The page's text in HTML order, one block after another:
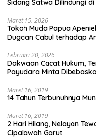
Sidang Satwa Dilindungi
Maret 15, 2026
Tokoh Muda Papua
Dugaan Cabul terhadap
Februari 20, 2026
Dakwaan Cacat Hukum,
Payudara Minta
Maret 16, 2019
14 Tahun Terbunuhnya
Maret 16, 2019
2 Hari Hilang, Nelayan
Cipalawah Garut